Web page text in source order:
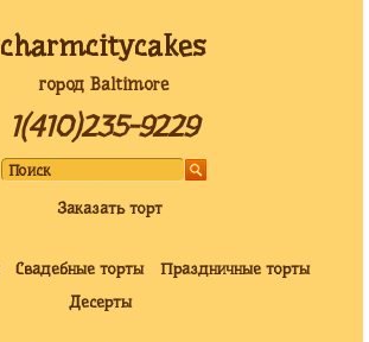
charmcitycakes
город Baltimore
1(410)235-9229
Заказать торт
Свадебные торты
Праздничные торты
Десерты